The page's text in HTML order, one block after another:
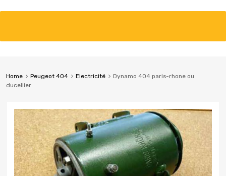
Home Peugeot 404 Electricité
Dynamo 404 paris-rhone ou
ducellier